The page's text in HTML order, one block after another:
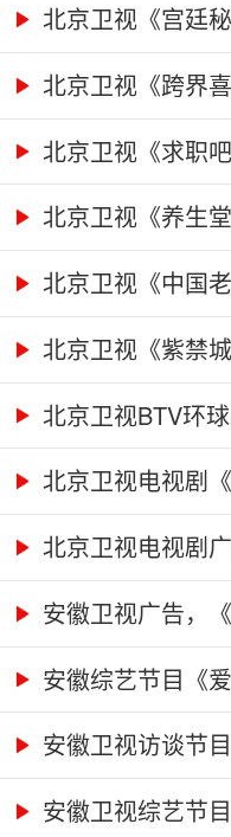
北京卫视《宫廷
北京卫视《跨界
商...北京卫视《求职
北京卫视《养生
北京卫视《中国
北京卫视《紫禁
北京卫视BTV环
北京卫视电视剧
北京卫视电视剧
安徽卫视广告，
合...安徽综艺节目《
名、...
安徽卫视访谈节
合...安徽卫视综艺节